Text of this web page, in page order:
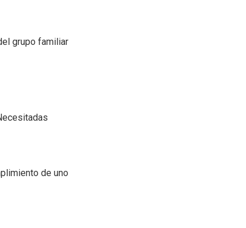
grupo familiar
de uno